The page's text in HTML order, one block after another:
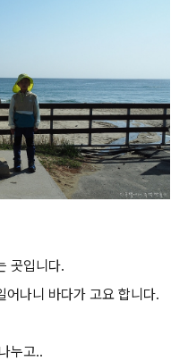
곳입니다.
어나니 바다가 고요 합니다.
누고..